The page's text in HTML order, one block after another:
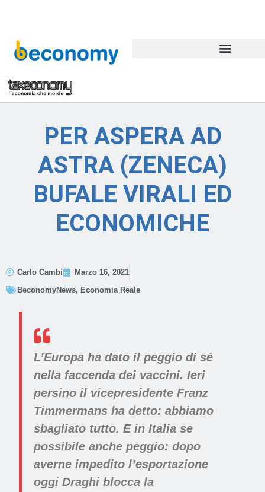
PER ASPERA AD
ASTRA (ZENECA)
BUFALE VIRALI ED
ECONOMICHE
Carlo Cambi
Marzo 16, 2021
BeconomyNews, Economia Reale
L’Europa ha dato il peggio di sé
nella faccenda dei vaccini. Ieri
persino il vicepresidente Franz
Timmermans ha detto: abbiamo
sbagliato tutto. E in Italia se
possibile anche peggio: dopo
averne impedito l’esportazione
oggi Draghi blocca la